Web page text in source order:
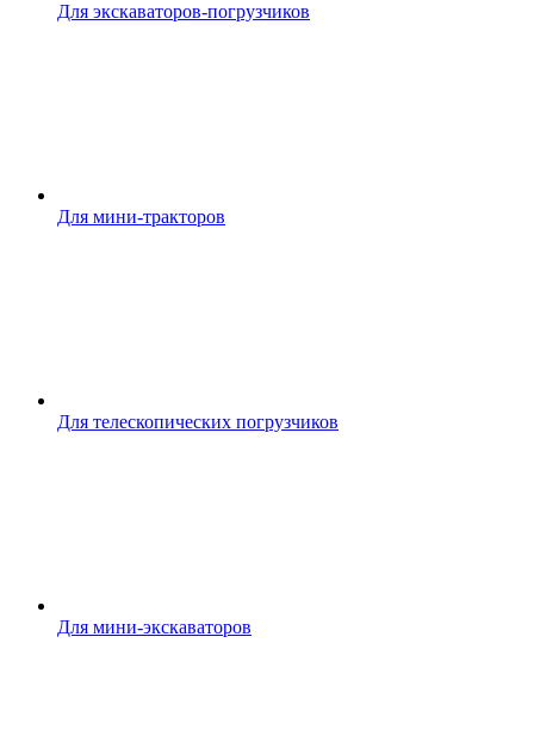
Для экскаваторов-погрузчиков
Для мини-тракторов
Для телескопических погрузчиков
Для мини-экскаваторов